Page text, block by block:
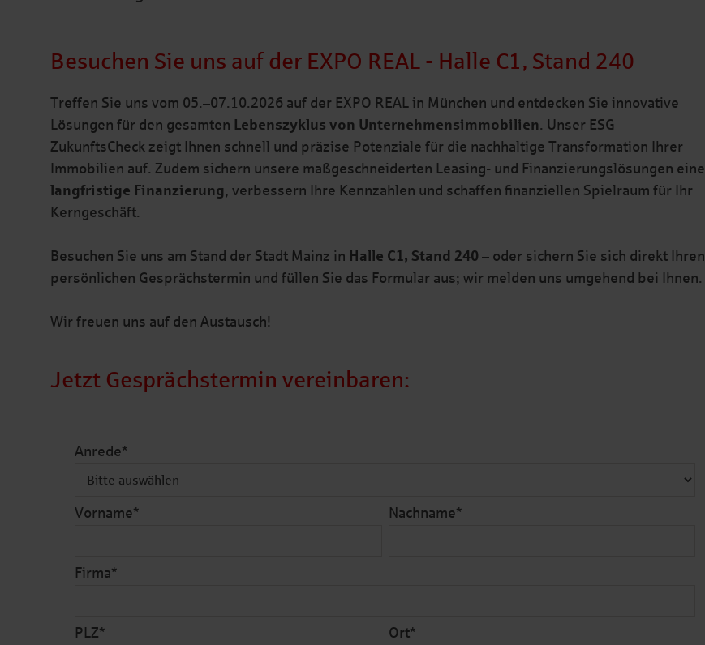
Besuchen Sie uns auf der EXPO REAL - Halle C1, Stand 240
Treffen Sie uns vom 05.–07.10.2026 auf der EXPO REAL in München und entdecken Sie innovative
Lösungen für den gesamten Lebenszyklus von Unternehmensimmobilien. Unser ESG
ZukunftsCheck zeigt Ihnen schnell und präzise Potenziale für die nachhaltige Transformation Ihrer
Immobilien auf. Zudem sichern unsere maßgeschneiderten Leasing- und Finanzierungslösungen eine
langfristige Finanzierung, verbessern Ihre Kennzahlen und schaffen finanziellen Spielraum für Ihr
Kerngeschäft.
Besuchen Sie uns am Stand der Stadt Mainz in Halle C1, Stand 240 – oder sichern Sie sich direkt Ihren
persönlichen Gesprächstermin und füllen Sie das Formular aus; wir melden uns umgehend bei Ihnen.
Wir freuen uns auf den Austausch!
Jetzt Gesprächstermin vereinbaren:
Anrede*
Vorname* Nachname*
Firma*
PLZ* Ort*